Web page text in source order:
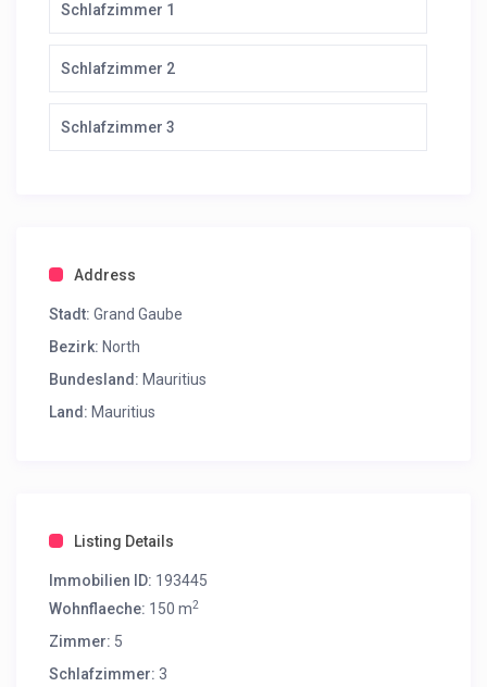
Schlafzimmer 1
Schlafzimmer 2
Schlafzimmer 3
Address
Stadt: Grand Gaube
Bezirk: North
Bundesland: Mauritius
Land: Mauritius
Listing Details
Immobilien ID: 193445
Wohnflaeche: 150 m2
Zimmer: 5
Schlafzimmer: 3